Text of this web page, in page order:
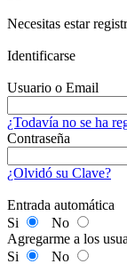
Necesitas estar
Identificarse
Usuario o Email
¿Todavía no se ha
Contraseña
¿Olvidó su Clave?
Entrada automática
Si
No
Agregarme a los
Si
No